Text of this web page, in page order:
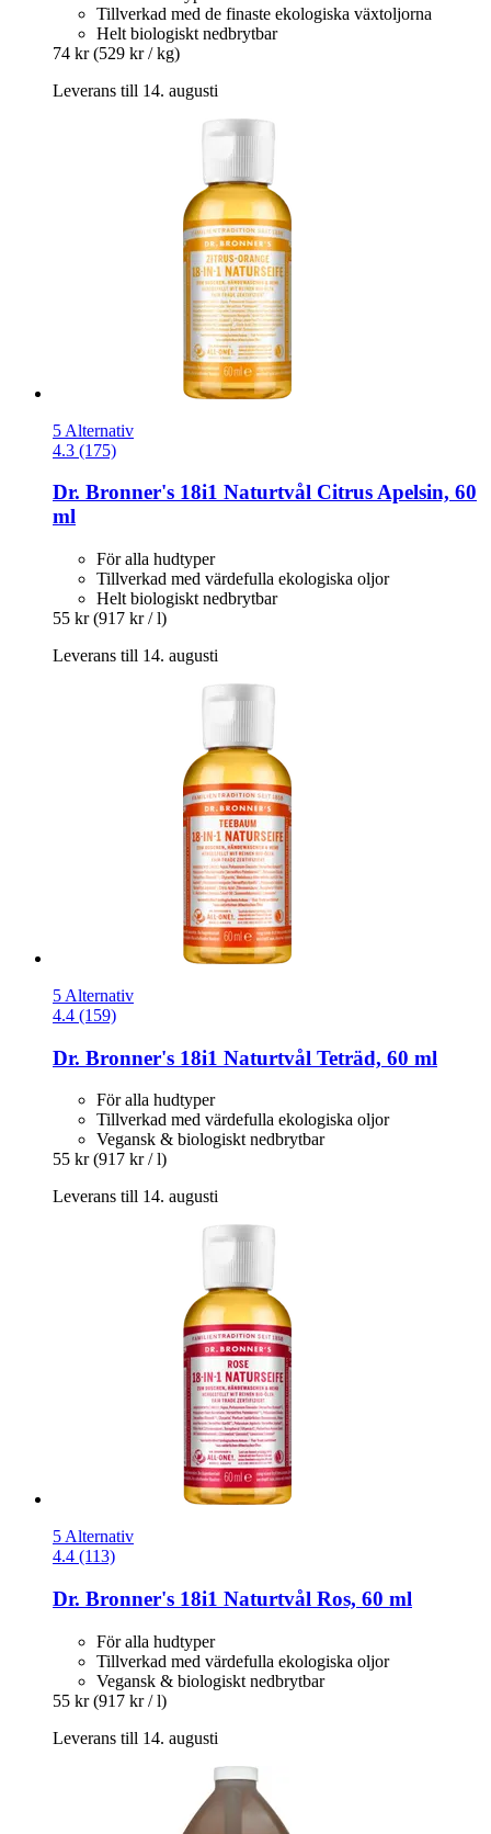
Tillverkad med de finaste ekologiska växtoljorna
Helt biologiskt nedbrytbar
74 kr (529 kr / kg)
Leverans till 14. augusti
5 Alternativ
4.3 (175)
Dr. Bronner's 18i1 Naturtvål Citrus Apelsin, 60
ml
För alla hudtyper
Tillverkad med värdefulla ekologiska oljor
Helt biologiskt nedbrytbar
55 kr (917 kr / l)
Leverans till 14. augusti
5 Alternativ
4.4 (159)
Dr. Bronner's 18i1 Naturtvål Teträd, 60 ml
För alla hudtyper
Tillverkad med värdefulla ekologiska oljor
Vegansk & biologiskt nedbrytbar
55 kr (917 kr / l)
Leverans till 14. augusti
5 Alternativ
4.4 (113)
Dr. Bronner's 18i1 Naturtvål Ros, 60 ml
För alla hudtyper
Tillverkad med värdefulla ekologiska oljor
Vegansk & biologiskt nedbrytbar
55 kr (917 kr / l)
Leverans till 14. augusti